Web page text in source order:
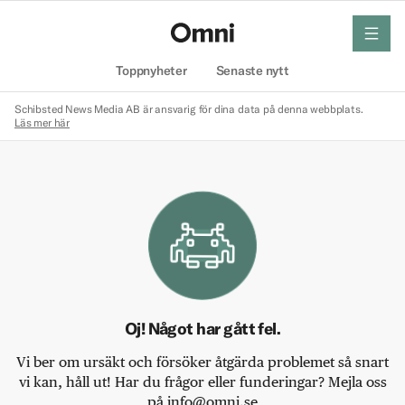
Toppnyheter Senaste nytt
meny
Schibsted News Media AB är ansvarig för dina data på denna webbplats.
Läs mer här
Oj! Något har gått fel.
Vi ber om ursäkt och försöker åtgärda problemet så snart
vi kan, håll ut! Har du frågor eller funderingar? Mejla oss